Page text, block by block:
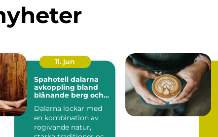
11. jun
Spahotell dalarna
avkoppling bland
blånande berg och
Dalarna lockar med
en kombination av
rogivande natur,